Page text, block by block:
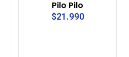
Pilo Pilo
$21.990